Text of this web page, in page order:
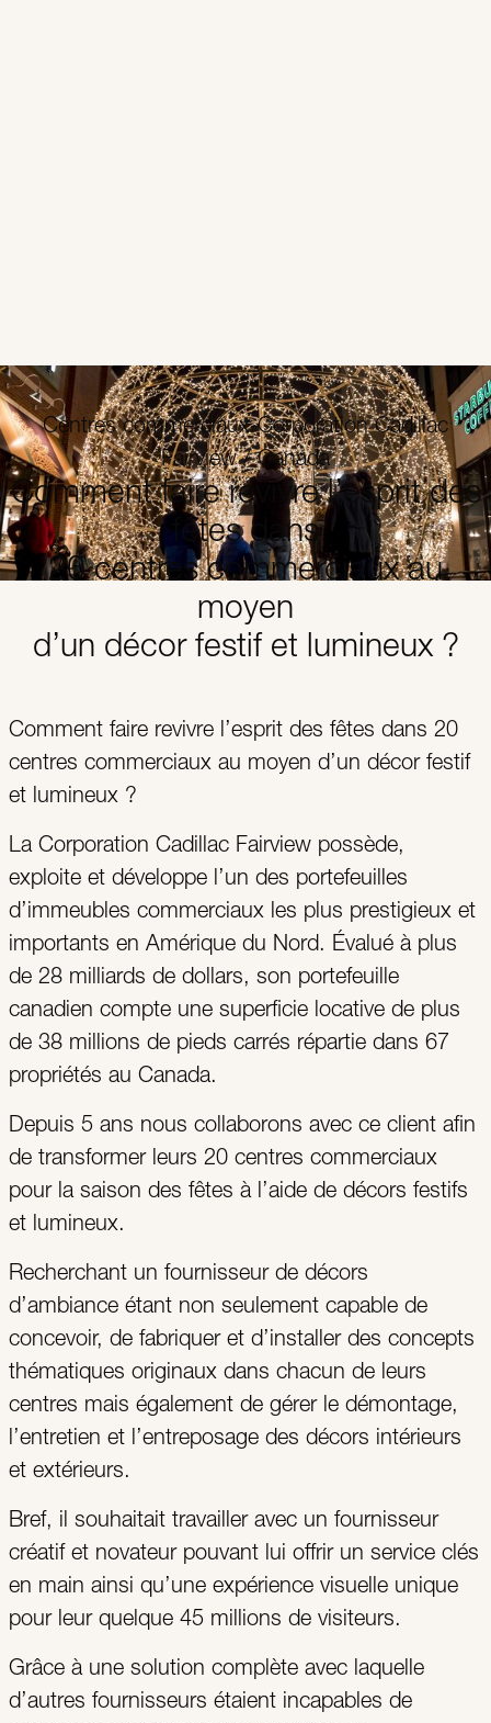
Centres commerciaux-Corporation Cadillac
Fairview / Canada
Comment faire revivre l’esprit des
fêtes dans
20 centres commerciaux au
moyen
d’un décor festif et lumineux ?
Comment faire revivre l’esprit des fêtes dans 20
centres commerciaux au moyen d’un décor festif
et lumineux ?
La Corporation Cadillac Fairview possède,
exploite et développe l’un des portefeuilles
d’immeubles commerciaux les plus prestigieux et
importants en Amérique du Nord. Évalué à plus
de 28 milliards de dollars, son portefeuille
canadien compte une superficie locative de plus
de 38 millions de pieds carrés répartie dans 67
propriétés au Canada.
Depuis 5 ans nous collaborons avec ce client afin
de transformer leurs 20 centres commerciaux
pour la saison des fêtes à l’aide de décors festifs
et lumineux.
Recherchant un fournisseur de décors
d’ambiance étant non seulement capable de
concevoir, de fabriquer et d’installer des concepts
thématiques originaux dans chacun de leurs
centres mais également de gérer le démontage,
l’entretien et l’entreposage des décors intérieurs
et extérieurs.
Bref, il souhaitait travailler avec un fournisseur
créatif et novateur pouvant lui offrir un service clés
en main ainsi qu’une expérience visuelle unique
pour leur quelque 45 millions de visiteurs.
Grâce à une solution complète avec laquelle
d’autres fournisseurs étaient incapables de